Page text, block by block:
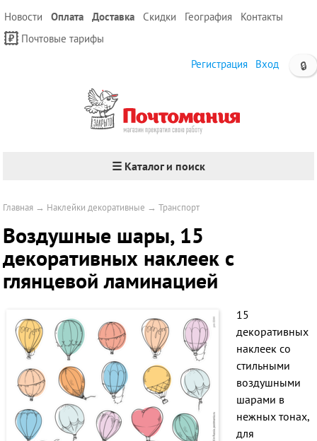
Новости Оплата Доставка Скидки География
Контакты
Почтовые тарифы
🔒
Регистрация Вход
☰ Каталог и поиск
Главная → Наклейки декоративные →Транспорт
Воздушные шары, 15
декоративных наклеек с
глянцевой ламинацией
15
декоративных
наклеек со
стильными
воздушными
шарами в
нежных тонах,
для